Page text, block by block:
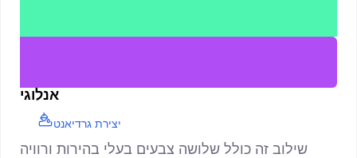
אנלוגי
יצירת גרדיאנט
שילוב זה כולל שלושה צבעים בעלי בהירות ורוויה